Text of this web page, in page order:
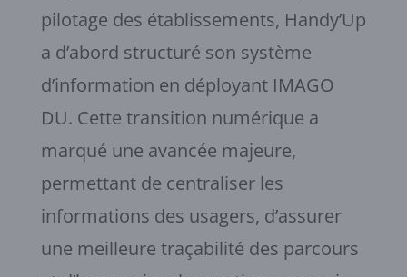
pilotage des établissements, Handy’Up
a d’abord structuré son système
d’information en déployant IMAGO
DU. Cette transition numérique a
marqué une avancée majeure,
permettant de centraliser les
informations des usagers, d’assurer
une meilleure traçabilité des parcours